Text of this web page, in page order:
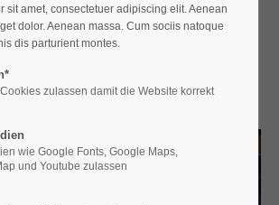
Meisterschaft
sit amet, consectetuer adipiscing elit. Aenean
dolor. Aenean massa. Cum sociis natoque
dis parturient montes.
zulassen damit die Website korrekt
wie Google Fonts, Google Maps,
und Youtube zulassen